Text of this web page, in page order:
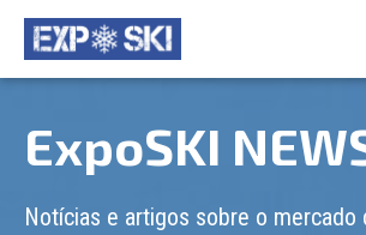
ExpoSKI
Notícias e artigos sobre o mercado